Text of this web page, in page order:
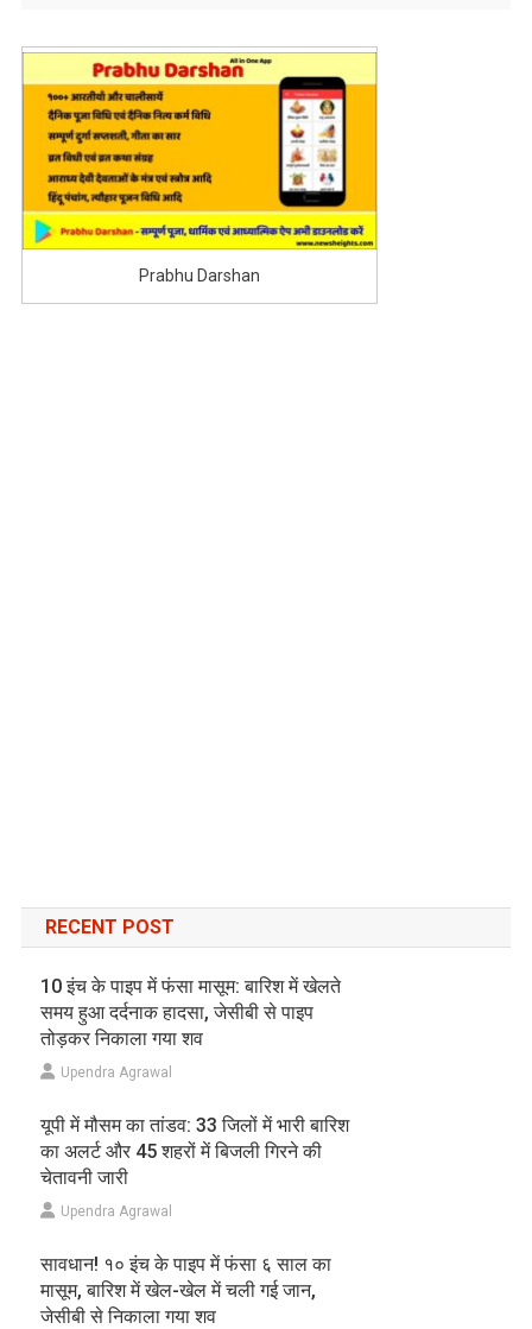
Prabhu Darshan
RECENT POST
10 इंच के पाइप में फंसा मासूम: बारिश में खेलते
समय हुआ दर्दनाक हादसा, जेसीबी से पाइप
तोड़कर निकाला गया शव
Upendra Agrawal
यूपी में मौसम का तांडव: 33 जिलों में भारी बारिश
का अलर्ट और 45 शहरों में बिजली गिरने की
चेतावनी जारी
Upendra Agrawal
सावधान! १० इंच के पाइप में फंसा ६ साल का
मासूम, बारिश में खेल-खेल में चली गई जान,
जेसीबी से निकाला गया शव